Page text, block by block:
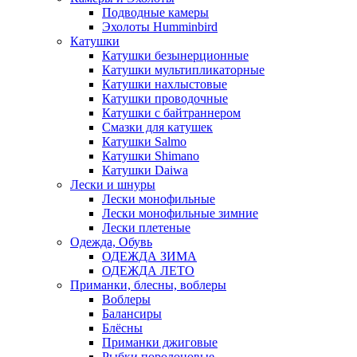
Подводные камеры
Эхолоты Humminbird
Катушки
Катушки безынерционные
Катушки мультипликаторные
Катушки нахлыстовые
Катушки проводочные
Катушки с байтраннером
Смазки для катушек
Катушки Salmo
Катушки Shimano
Катушки Daiwa
Лески и шнуры
Лески монофильные
Лески монофильные зимние
Лески плетеные
Одежда, Обувь
ОДЕЖДА ЗИМА
ОДЕЖДА ЛЕТО
Приманки, блесны, воблеры
Воблеры
Балансиры
Блёсны
Приманки джиговые